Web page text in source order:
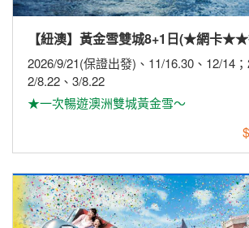
【日本】【長榮航空】激安大阪環球5
海鮮市場．和歌山城．和歌山電鐵．
★暑假最後下殺~最後破盤價★
$